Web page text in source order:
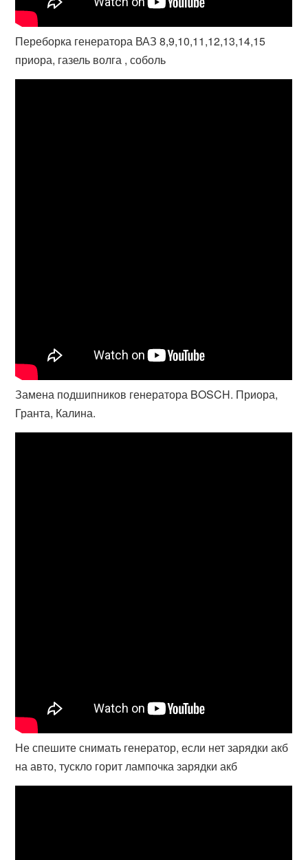
Переборка генератора ВАЗ 8,9,10,11,12,13,14,15
приора, газель волга , соболь
Замена подшипников генератора BOSCH. Приора,
Гранта, Калина.
Не спешите снимать генератор, если нет зарядки акб
на авто, тускло горит лампочка зарядки акб